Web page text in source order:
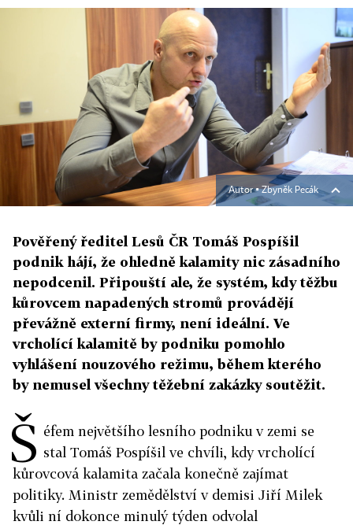
Autor ▪Zbyněk Pecák
Pověřený ředitel Lesů ČR Tomáš Pospíšil
podnik hájí, že ohledně kalamity nic zásadního
nepodcenil. Připouští ale, že systém, kdy těžbu
kůrovcem napadených stromů provádějí
převážně externí firmy, není ideální. Ve
vrcholící kalamitě by podniku pomohlo
vyhlášení nouzového režimu, během kterého
by nemusel všechny těžební zakázky soutěžit.
Š éfem největšího lesního podniku v zemi se
stal Tomáš Pospíšil ve chvíli, kdy vrcholící
kůrovcová kalamita začala konečně zajímat
politiky. Ministr zemědělství v demisi Jiří Milek
kvůli ní dokonce minulý týden odvolal